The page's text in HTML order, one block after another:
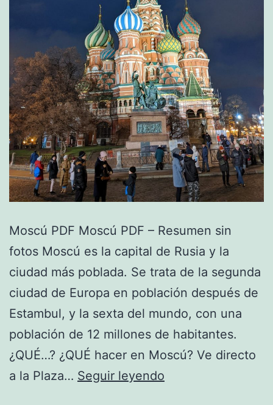
Moscú PDF Moscú PDF – Resumen sin
fotos Moscú es la capital de Rusia y la
ciudad más poblada. Se trata de la segunda
ciudad de Europa en población después de
Estambul,​ y la sexta del mundo, con una
población de 12 millones de habitantes.
¿QUÉ…? ¿QUÉ hacer en Moscú? Ve directo
a la Plaza… Seguir leyendo